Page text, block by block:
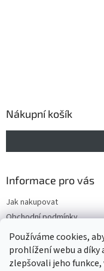
Používáme cookies,
prohlížení webu a díky
zlepšovali jeho
Nákupní košík
Informace pro vás
Jak nakupovat
Obchodní podmínky
Podmínky ochrany